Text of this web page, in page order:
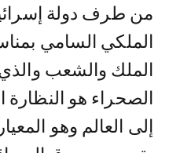
من طرف دولة
الملك والشعب
الصحراء هو النظارة
إلى العالم وهو